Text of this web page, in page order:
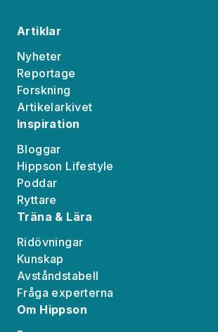
Artiklar
Nyheter
Reportage
Forskning
Artikelarkivet
Inspiration
Bloggar
Hippson Lifestyle
Poddar
Ryttare
Träna & Lära
Ridövningar
Kunskap
Avståndstabell
Fråga experterna
Om Hippson